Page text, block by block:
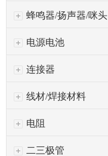
蜂鸣器/扬声器/咪头
电源电池
连接器
线材/焊接材料
电阻
二三极管